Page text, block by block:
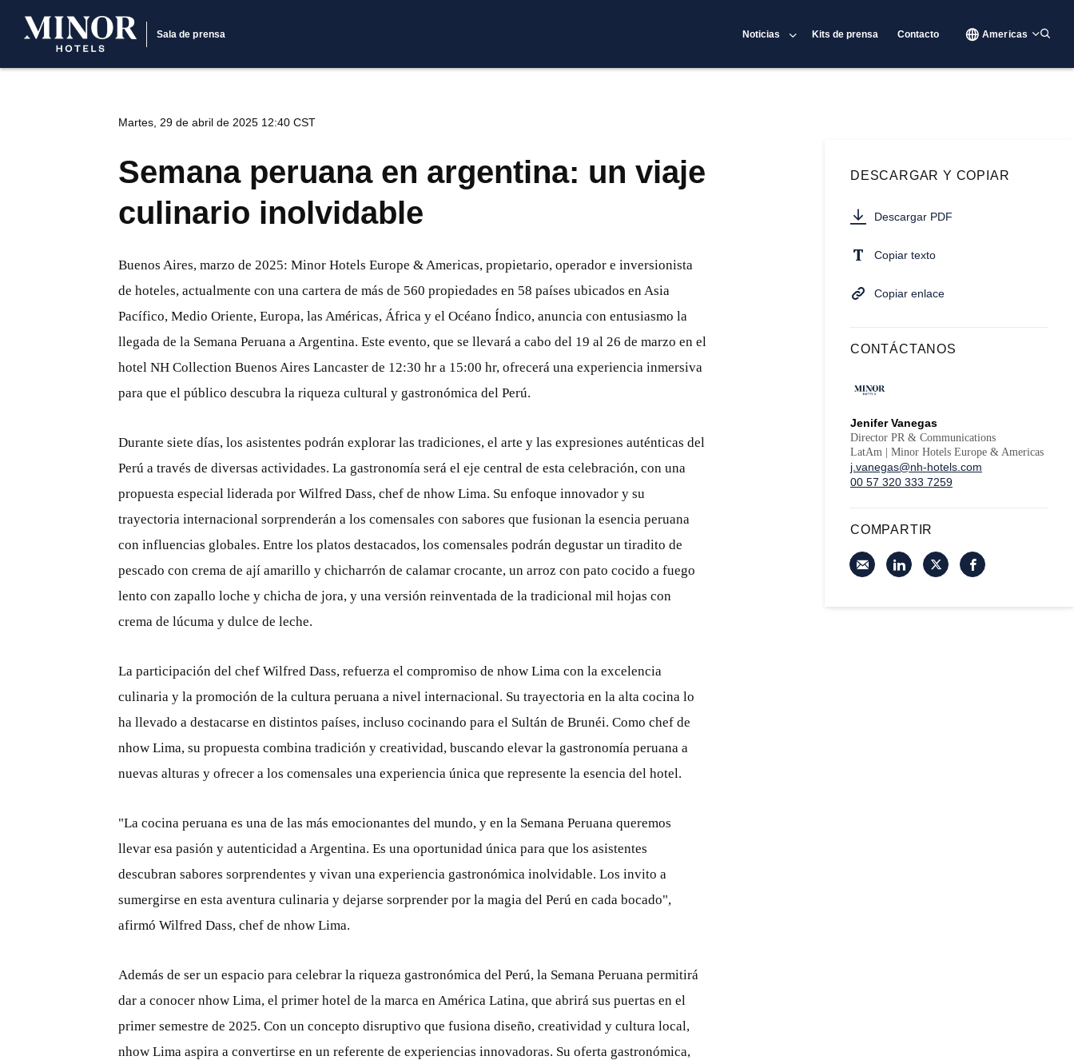
Sala de prensa Noticias Kits de prensa Contacto Americas
Martes, 29 de abril de 2025 12:40 CST
Semana peruana en argentina: un viaje
culinario inolvidable
Buenos Aires, marzo de 2025: Minor Hotels Europe & Americas, propietario, operador e inversionista
de hoteles, actualmente con una cartera de más de 560 propiedades en 58 países ubicados en Asia
Pacífico, Medio Oriente, Europa, las Américas, África y el Océano Índico, anuncia con entusiasmo la
llegada de la Semana Peruana a Argentina. Este evento, que se llevará a cabo del 19 al 26 de marzo en el
hotel NH Collection Buenos Aires Lancaster de 12:30 hr a 15:00 hr, ofrecerá una experiencia inmersiva
para que el público descubra la riqueza cultural y gastronómica del Perú.
Durante siete días, los asistentes podrán explorar las tradiciones, el arte y las expresiones auténticas del
Perú a través de diversas actividades. La gastronomía será el eje central de esta celebración, con una
propuesta especial liderada por Wilfred Dass, chef de nhow Lima. Su enfoque innovador y su
trayectoria internacional sorprenderán a los comensales con sabores que fusionan la esencia peruana
con influencias globales. Entre los platos destacados, los comensales podrán degustar un tiradito de
pescado con crema de ají amarillo y chicharrón de calamar crocante, un arroz con pato cocido a fuego
lento con zapallo loche y chicha de jora, y una versión reinventada de la tradicional mil hojas con
crema de lúcuma y dulce de leche.
La participación del chef Wilfred Dass, refuerza el compromiso de nhow Lima con la excelencia
culinaria y la promoción de la cultura peruana a nivel internacional. Su trayectoria en la alta cocina lo
ha llevado a destacarse en distintos países, incluso cocinando para el Sultán de Brunéi. Como chef de
nhow Lima, su propuesta combina tradición y creatividad, buscando elevar la gastronomía peruana a
nuevas alturas y ofrecer a los comensales una experiencia única que represente la esencia del hotel.
"La cocina peruana es una de las más emocionantes del mundo, y en la Semana Peruana queremos
llevar esa pasión y autenticidad a Argentina. Es una oportunidad única para que los asistentes
descubran sabores sorprendentes y vivan una experiencia gastronómica inolvidable. Los invito a
sumergirse en esta aventura culinaria y dejarse sorprender por la magia del Perú en cada bocado",
afirmó Wilfred Dass, chef de nhow Lima.
Además de ser un espacio para celebrar la riqueza gastronómica del Perú, la Semana Peruana permitirá
dar a conocer nhow Lima, el primer hotel de la marca en América Latina, que abrirá sus puertas en el
primer semestre de 2025. Con un concepto disruptivo que fusiona diseño, creatividad y cultura local,
nhow Lima aspira a convertirse en un referente de experiencias innovadoras. Su oferta gastronómica,
DESCARGAR Y COPIAR
Descargar PDF
Copiar texto
Copiar enlace
CONTÁCTANOS
Jenifer Vanegas
Director PR & Communications
LatAm | Minor Hotels Europe & Americas
j.vanegas@nh-hotels.com
00 57 320 333 7259
COMPARTIR